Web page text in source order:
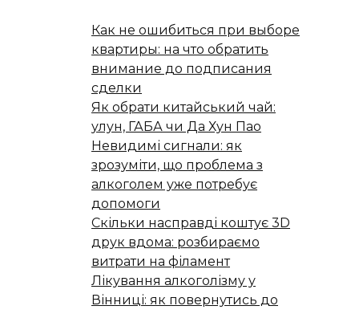
Как не ошибиться при выборе
квартиры: на что обратить
внимание до подписания
сделки
Як обрати китайський чай:
улун, ГАБА чи Да Хун Пао
Невидимі сигнали: як
зрозуміти, що проблема з
алкоголем уже потребує
допомоги
Скільки насправді коштує 3D
друк вдома: розбираємо
витрати на філамент
Лікування алкоголізму у
Вінниці: як повернутись до